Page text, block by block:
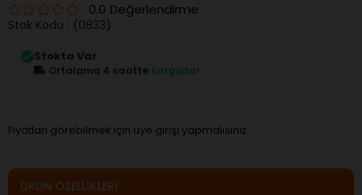
0.0 Değerlendirme
Stok Kodu (0833)
Stokta Var
Ortalama 4 saatte kargoda!
Fiyatları görebilmek için üye girişi yapmalısınız.
ÜRÜN ÖZELLIKLERI